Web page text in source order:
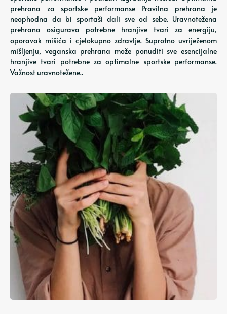
prehrana za sportske performanse Pravilna prehrana je
neophodna da bi sportaši dali sve od sebe. Uravnotežena
prehrana osigurava potrebne hranjive tvari za energiju,
oporavak mišića i cjelokupno zdravlje. Suprotno uvriježenom
mišljenju, veganska prehrana može ponuditi sve esencijalne
hranjive tvari potrebne za optimalne sportske performanse.
Važnost uravnotežene..